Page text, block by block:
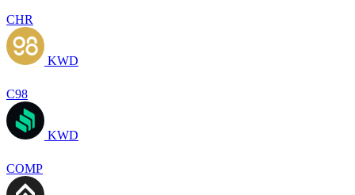
CHR
KWD
C98
KWD
COMP